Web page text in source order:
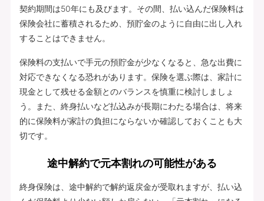
契約期間は50年にも及びます。その間、払い込んだ保険料は
保険会社に蓄積されるため、預貯金のように自由に出し入れ
することはできません。
保険料の支払いで手元の預貯金が少なくなると、急な出費に
対応できなくなる恐れがあります。保険を選ぶ際は、家計に
現金として残せる金額とのバランスを慎重に検討しましょ
う。また、終身払いなど払込みが長期にわたる場合は、将来
的に保険料が家計の負担にならないか確認しておくことも大
切です。
途中解約で元本割れの可能性がある
終身保険は、途中解約で解約返戻金が受取れますが、払い込